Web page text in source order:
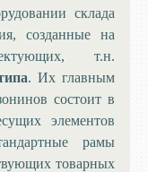
склада
созданные на
т.н.
. Их главным
состоит в
элементов
рамы
товарных